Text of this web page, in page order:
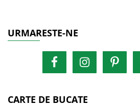
URMARESTE-NE
CARTE DE BUCATE